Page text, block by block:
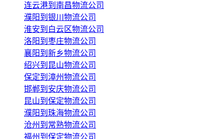
连云港到南昌物流公司
濮阳到银川物流公司
淮安到白云区物流公司
洛阳到枣庄物流公司
襄阳到新乡物流公司
绍兴到昆山物流公司
保定到漳州物流公司
邯郸到安庆物流公司
昆山到保定物流公司
濮阳到珠海物流公司
沧州到常熟物流公司
福州到保定物流公司